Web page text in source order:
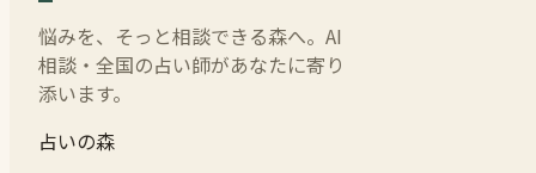
悩みを、そっと相談できる森へ。AI
相談・全国の占い師があなたに寄り
添います。
占いの森